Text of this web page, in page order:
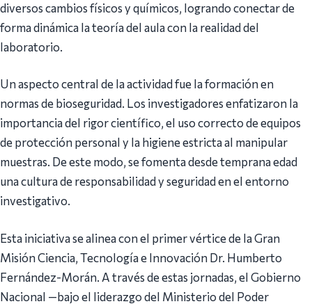
diversos cambios físicos y químicos, logrando conectar de
forma dinámica la teoría del aula con la realidad del
laboratorio.
Un aspecto central de la actividad fue la formación en
normas de bioseguridad. Los investigadores enfatizaron la
importancia del rigor científico, el uso correcto de equipos
de protección personal y la higiene estricta al manipular
muestras. De este modo, se fomenta desde temprana edad
una cultura de responsabilidad y seguridad en el entorno
investigativo.
Esta iniciativa se alinea con el primer vértice de la Gran
Misión Ciencia, Tecnología e Innovación Dr. Humberto
Fernández-Morán. A través de estas jornadas, el Gobierno
Nacional —bajo el liderazgo del Ministerio del Poder